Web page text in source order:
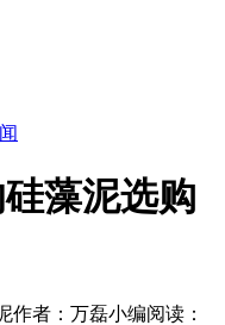
藻泥选购
作者：万磊小编阅读：